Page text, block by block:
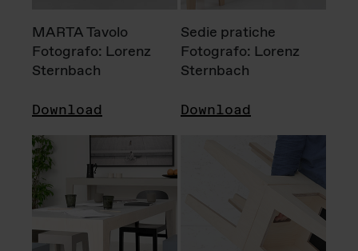
MARTA Tavolo
Fotografo: Lorenz
Sternbach
Download
Sedie pratiche
Fotografo: Lorenz
Sternbach
Download